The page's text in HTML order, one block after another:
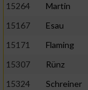
15264
Martin
15167
Esau
15171
Flaming
15307
Rünz
15324
Schreiner